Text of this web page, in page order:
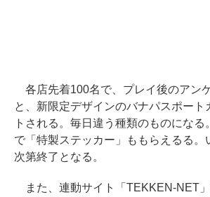
各店先着100名で、プレイ後のアン
と、新限定デザインのバナパスポート
トされる。毎日違う種類のものになる
で「特製ステッカー」ももらえるる。
次第終了となる。
また、連動サイト「TEKKEN-NET